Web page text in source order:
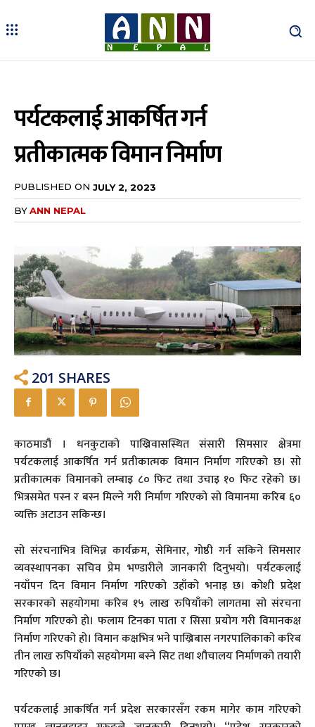
पर्यटकलाई आकर्षित गर्न
प्रतीकात्मक विमान निर्माण
PUBLISHED ON JULY 2, 2023
BYANN NEPAL
201 SHARES
काठमाडौं । धनकुटाको पाख्रिवासस्थित संसारी सिमसार क्षेत्रमा
पर्यटकलाई आकर्षित गर्न प्रतीकात्मक विमान निर्माण गरिएको छ। सो
प्रतीकात्मक विमानको लम्बाइ ८० फिट तथा उचाइ १० फिट रहेको छ।
भित्रसमेत पस्न र बस्न मिल्ने गरी निर्माण गरिएको सो विमानमा करिब ६०
व्यक्ति अटाउन सकिन्छ।
सो संरचनाभित्र विभिन्न कार्यक्रम, सेमिनार, गोष्ठी गर्न सकिने सिमसार
व्यवस्थापनका सचिव प्रेम भण्डारीले जानकारी दिनुभयो। पर्यटकलाई
नयाँपन दिन विमान निर्माण गरिएको उहाँको भनाइ छ। कोशी प्रदेश
सरकारको सहयोगमा करिब १५ लाख रुपियाँको लागतमा सो संरचना
निर्माण गरिएको हो। फलाम टिनका पाता र सिसा प्रयोग गरी विमानकक्ष
निर्माण गरिएको हो। विमान कक्षभित्र भने पाख्रिबास नगरपालिकाको करिब
तीन लाख रुपियाँको सहयोगमा बस्ने सिट तथा शौचालय निर्माणको तयारी
गरिएको छ।
पर्यटकलाई आकर्षित गर्न प्रदेश सरकारसँग रकम मागेर काम गरिएको